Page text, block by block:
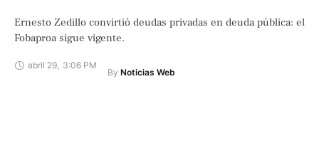
Ernesto Zedillo convirtió deudas privadas en deuda pública: el
Fobaproa sigue vigente.
abril 29, 3:06 PM
By Noticias Web